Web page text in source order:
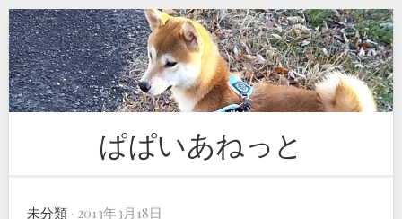
Skip
to
content
ぱぱいあねっと
未分類 · 2013年3月18日